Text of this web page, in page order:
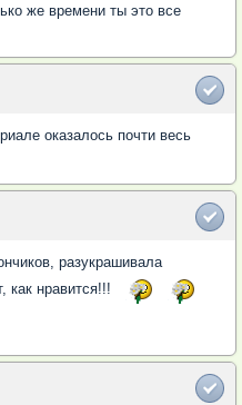
же времени ты это все
оказалось почти весь
разукрашивала
как нравится!!!